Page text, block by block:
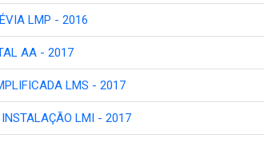
LMP - 2016
AA - 2017
LMS - 2017
LMI - 2017